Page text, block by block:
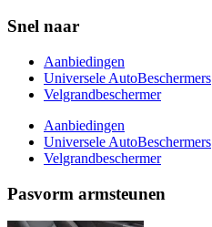
Snel naar
Aanbiedingen
Universele AutoBeschermers
Velgrandbeschermer
Aanbiedingen
Universele AutoBeschermers
Velgrandbeschermer
Pasvorm armsteunen